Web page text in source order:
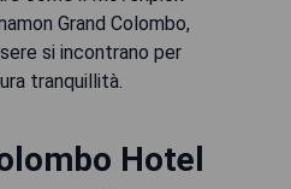
Grand Colombo,
si incontrano per
tranquillità.
Hotel